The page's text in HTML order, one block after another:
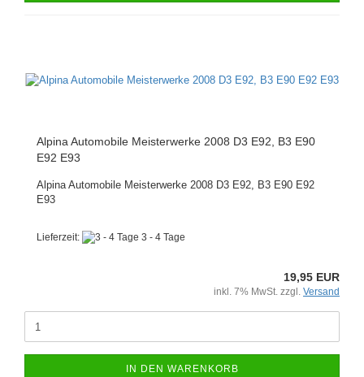
Alpina Automobile Meisterwerke 2008 D3 E92, B3 E90
E92 E93
Alpina Automobile Meisterwerke 2008 D3 E92, B3 E90 E92
E93
Lieferzeit: 3 - 4 Tage
19,95 EUR
inkl. 7% MwSt. zzgl. Versand
IN DEN WARENKORB